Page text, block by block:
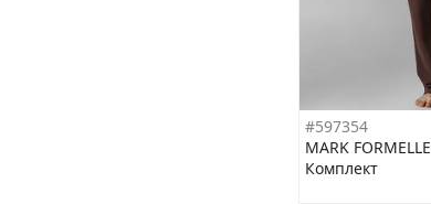
#597354
MARK FORMELLE
Комплект